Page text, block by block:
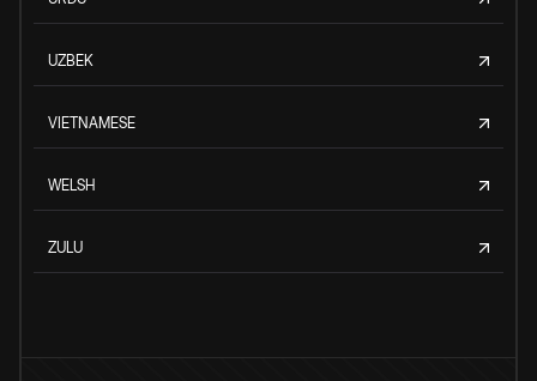
UZBEK
VIETNAMESE
WELSH
ZULU